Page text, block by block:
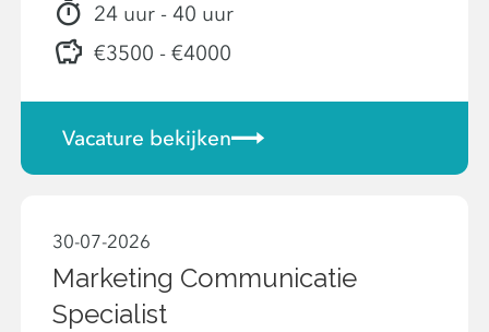
24 uur - 40 uur
€3500 - €4000
Vacature bekijken
30-07-2026
Marketing Communicatie
Specialist